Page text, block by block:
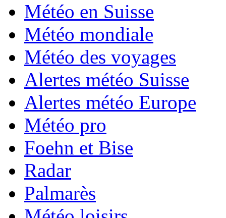
Météo en Suisse
Météo mondiale
Météo des voyages
Alertes météo Suisse
Alertes météo Europe
Météo pro
Foehn et Bise
Radar
Palmarès